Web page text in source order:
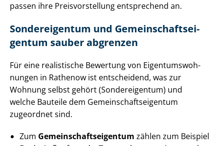
passen ihre Preis­vor­stel­lung entsprechend an.
Sondereigentum und Ge­mein­schafts­ei­
gen­tum sauber abgrenzen
Für eine realistische Bewertung von Ei­gen­tums­woh­
nun­gen in Rathenow ist entscheidend, was zur
Wohnung selbst gehört (Sondereigentum) und
welche Bauteile dem Ge­mein­schafts­ei­gen­tum
zugeordnet sind.
Zum Ge­mein­schafts­ei­gen­tum zählen zum Beispiel